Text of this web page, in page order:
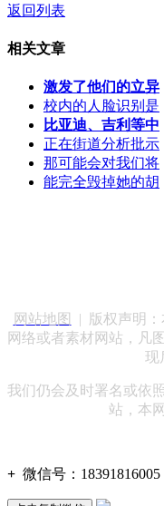
返回列表
相关文章
激发了他们的立异
校内的人脸识别是
比亚迪、吉利等中
正在街道分析批示
那可能会对我们将
能完全毁掉她的胡
网站地图
| 版权声明
网络或者素材网站，凡
现
我们仍会及时署名或依
站，本
+ 微信号： 18391816005